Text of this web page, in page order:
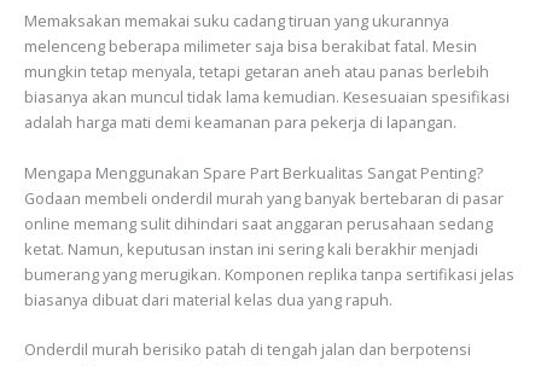
Memaksakan memakai suku cadang tiruan yang ukurannya
melenceng beberapa milimeter saja bisa berakibat fatal. Mesin
mungkin tetap menyala, tetapi getaran aneh atau panas berlebih
biasanya akan muncul tidak lama kemudian. Kesesuaian spesifikasi
adalah harga mati demi keamanan para pekerja di lapangan.
Mengapa Menggunakan Spare Part Berkualitas Sangat Penting?
Godaan membeli onderdil murah yang banyak bertebaran di pasar
online memang sulit dihindari saat anggaran perusahaan sedang
ketat. Namun, keputusan instan ini sering kali berakhir menjadi
bumerang yang merugikan. Komponen replika tanpa sertifikasi jelas
biasanya dibuat dari material kelas dua yang rapuh.
Onderdil murah berisiko patah di tengah jalan dan berpotensi